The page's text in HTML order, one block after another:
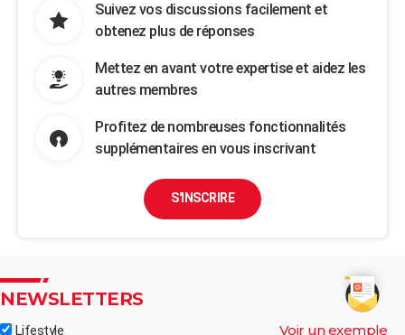
Suivez vos discussions facilement et
obtenez plus de réponses
Mettez en avant votre expertise et aidez les
autres membres
Profitez de nombreuses fonctionnalités
supplémentaires en vous inscrivant
S'INSCRIRE
NEWSLETTERS
Lifestyle Voir un exemple